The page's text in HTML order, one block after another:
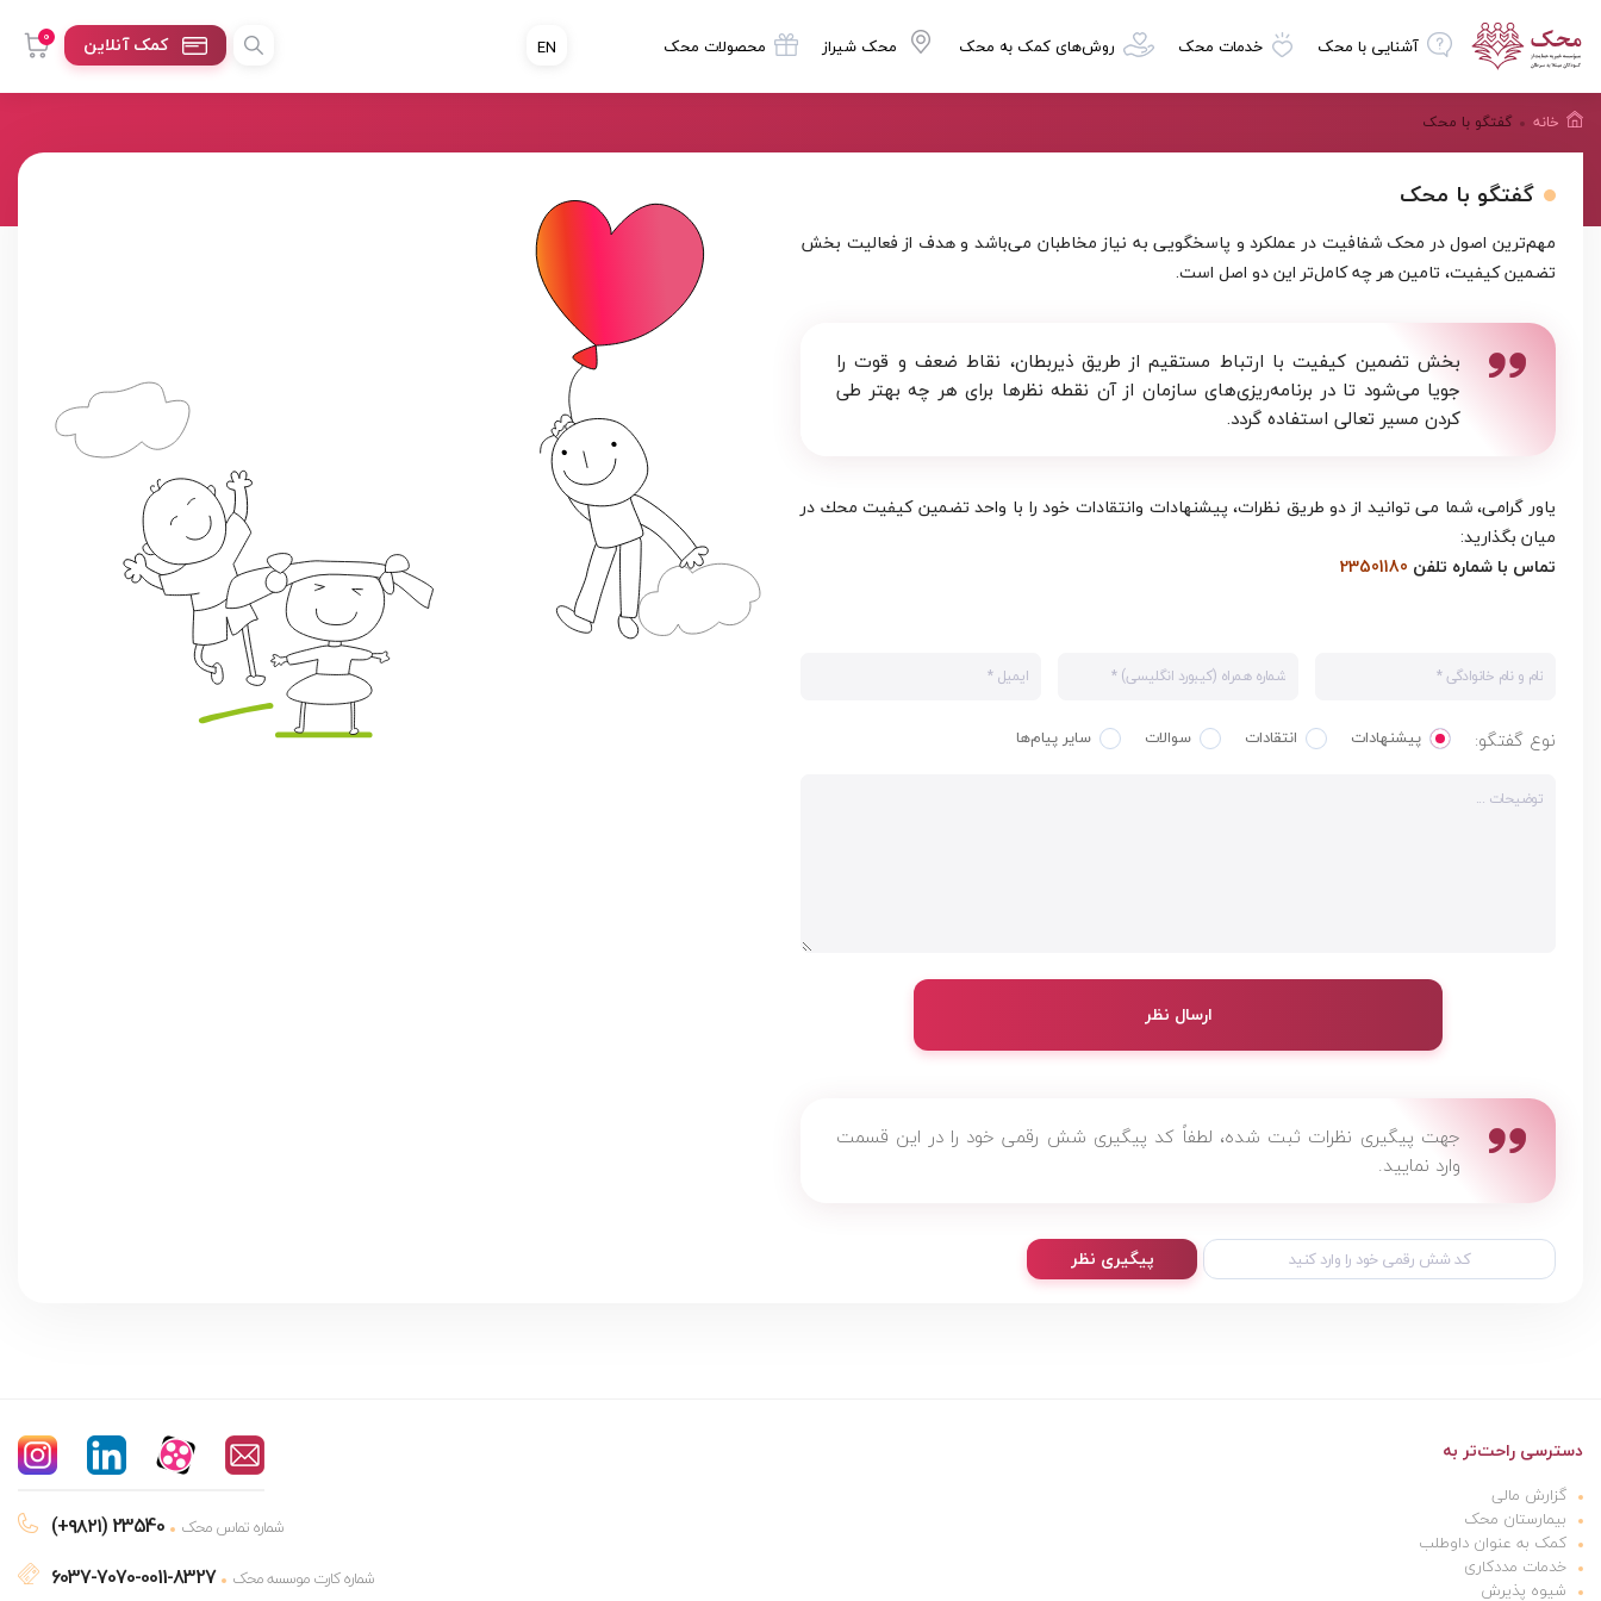
آشنایی با محک خدمات محک روش‌های کمک به محک محک شیراز محصولات محک 0 کمک آنلاین EN
خانه گفتگو با محک
گفتگو با محک
مهم‌ترین اصول در محک شفافیت در عملکرد و پاسخگویی به نیاز مخاطبان می‌باشد و هدف از فعالیت بخش
تضمین کیفیت،‌ تامین هر چه کامل‌تر این دو اصل است.
بخش تضمین کیفیت با ارتباط مستقیم از طریق ذیربطان، نقاط ضعف و قوت را
جویا می‌شود تا در برنامه‌ریزی‌های سازمان از آن نقطه نظرها برای هر چه بهتر طی
کردن مسیر تعالی استفاده گردد.
ياور گرامی، شما می توانيد از دو طريق نظرات، پیشنهادات وانتقادات خود را با واحد تضمين كيفيت محك در
ميان بگذاريد:
تماس با شماره تلفن 23501180
نوع گفتگو: پیشنهادات انتقادات سوالات سایر پیام‌ها
ارسال نظر
جهت پيگيری نظرات ثبت شده، لطفاً كد پيگيری شش رقمی خود را در اين قسمت
وارد نماييد.
پیگیری نظر
دسترسی راحت‌تر به
گزارش مالی
بیمارستان محک
کمک به عنوان داوطلب
خدمات مددکاری
شیوه پذیرش
(+۹۸۲۱) 23540 شماره تماس محک
6037-7070-0011-8327 شماره کارت موسسه محک